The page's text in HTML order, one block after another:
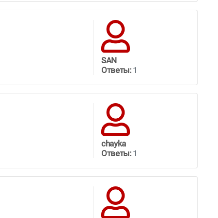
SAN
Ответы:1
chayka
Ответы:1